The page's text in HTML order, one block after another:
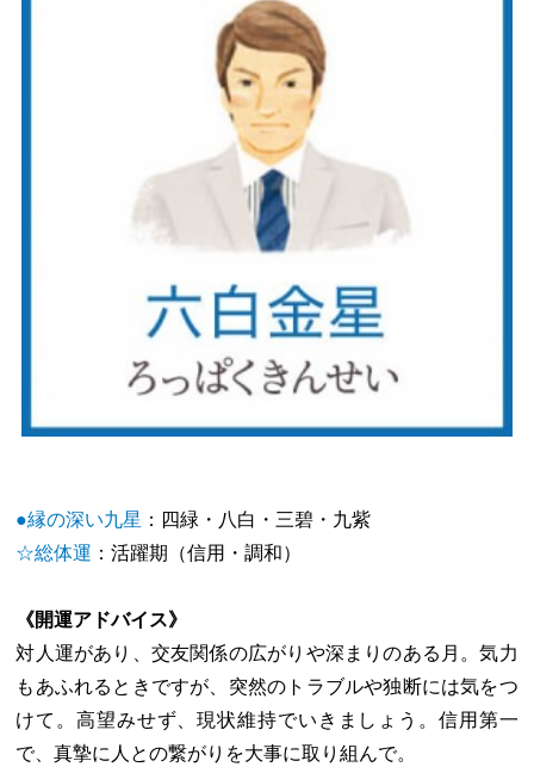
●縁の深い九星 ：四緑・八白・三碧・九紫
☆総体運 ：活躍期（信用・調和）
《開運アドバイス》
対人運があり、交友関係の広がりや深まりのある月。気力
もあふれるときですが、突然のトラブルや独断には気をつ
けて。高望みせず、現状維持でいきましょう。信用第一
で、真摯に人との繋がりを大事に取り組んで。